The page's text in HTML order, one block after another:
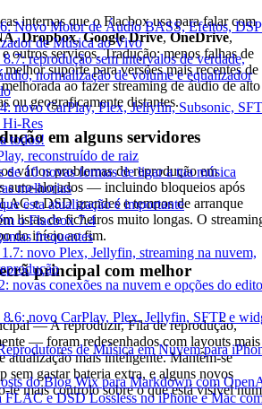
Novo Motor de Áudio BASS, Efeitos,
de Música ao Vivo
reprodução sem intervalos de verdade,
normalização de volume e equalizador
novo CarPlay, Plex, Jellyfin, Subsonic,
Hi-Res
todos!
reconstruído de raiz
de 10 novas formas de ligar a tua música
melhorias
esta atualização é importante
o Flacbox 7.4
frequentes
novo Plex, Jellyfin, streaming na nuvem,
novas conexões na nuvem e opções do
8.6: novo CarPlay, Plex, Jellyfin, SFTP e
de Música em Nuvem para
do Blog Wix para Markdown com
FLAC e DSD Lossless no iPhone e Mac
internas que o Flacbox usa para falar com
,Dropbox,Google Drive,OneDrive,
e outros serviços. Tradução: menos falhas de
suporte para versões mais recentes de
ao fazer streaming de áudio de alto
ou geograficamente distantes.
em alguns servidores
vários problemas de reprodução em
auto-alojados — incluindo bloqueios após
e DSD grandes e tempos de arranque
listas de ficheiros muito longas. O
do início ao fim.
principal com melhor
— A reproduzir, Fila de reprodução,
— foram redesenhados com layouts mais
atualização mais inteligente. Mantêm-se
sem gastar bateria extra, e alguns novos
te mais controlo sobre o que está visível num